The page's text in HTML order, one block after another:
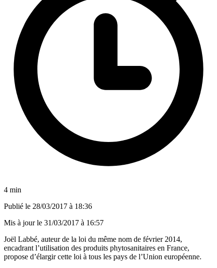
4 min
Publié le 28/03/2017 à 18:36
Mis à jour le 31/03/2017 à 16:57
Joël Labbé, auteur de la loi du même nom de février 2014,
encadrant l’utilisation des produits phytosanitaires en France,
propose d’élargir cette loi à tous les pays de l’Union européenne.